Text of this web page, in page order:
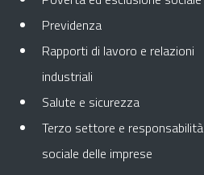
Previdenza
Rapporti di lavoro e relazioni
industriali
Salute e sicurezza
Terzo settore e responsabilità
sociale delle imprese